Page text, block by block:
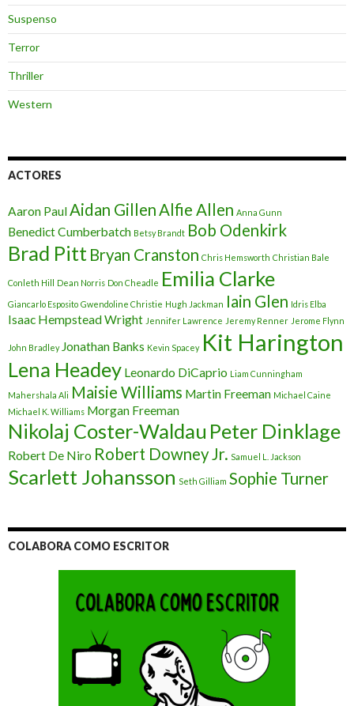
Suspenso
Terror
Thriller
Western
ACTORES
Aaron PaulAidan GillenAlfie Allen Anna Gunn
Benedict Cumberbatch Betsy Brandt Bob Odenkirk
Brad Pitt Bryan Cranston Chris Hemsworth Christian Bale
Conleth Hill Dean Norris Don Cheadle Emilia Clarke
Giancarlo Esposito Gwendoline Christie Hugh Jackman Iain Glen Idris Elba
Isaac Hempstead Wright Jennifer Lawrence Jeremy Renner Jerome Flynn
John Bradley Jonathan Banks Kevin Spacey Kit Harington
Lena Headey Leonardo DiCaprio Liam Cunningham
Mahershala Ali Maisie Williams Martin Freeman Michael Caine
Michael K. Williams Morgan Freeman
Nikolaj Coster-Waldau Peter Dinklage
Robert De Niro Robert Downey Jr. Samuel L. Jackson
Scarlett Johansson Seth Gilliam Sophie Turner
COLABORA COMO ESCRITOR